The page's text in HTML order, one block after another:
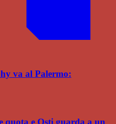
va al Palermo: